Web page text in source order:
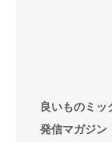
良いものミ
発信マガジン